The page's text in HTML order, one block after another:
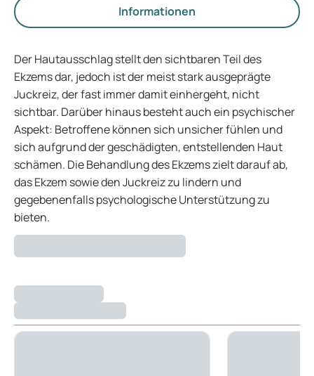
Informationen
Der Hautausschlag stellt den sichtbaren Teil des
Ekzems dar, jedoch ist der meist stark ausgeprägte
Juckreiz, der fast immer damit einhergeht, nicht
sichtbar. Darüber hinaus besteht auch ein psychischer
Aspekt: Betroffene können sich unsicher fühlen und
sich aufgrund der geschädigten, entstellenden Haut
schämen. Die Behandlung des Ekzems zielt darauf ab,
das Ekzem sowie den Juckreiz zu lindern und
gegebenenfalls psychologische Unterstützung zu
bieten.